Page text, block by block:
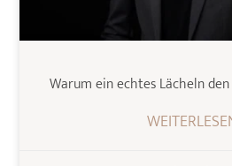
Warum ein echtes Lächeln